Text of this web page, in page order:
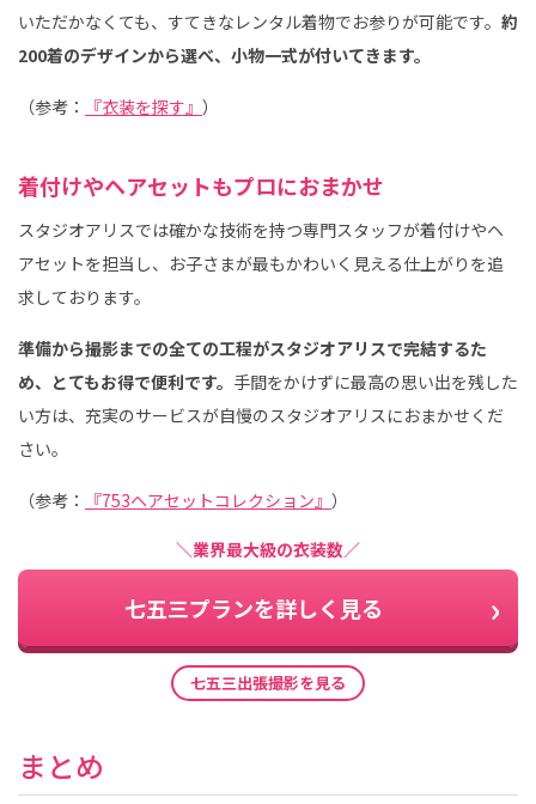
いただかなくても、すてきなレンタル着物でお参りが可能です。 約
200着のデザインから選べ、小物一式が付いてきます。
（参考： 『衣装を探す』 ）
着付けやヘアセットもプロにおまかせ
スタジオアリスでは確かな技術を持つ専門スタッフが着付けやヘ
アセットを担当し、お子さまが最もかわいく見える仕上がりを追
求しております。
準備から撮影までの全ての工程がスタジオアリスで完結するた
め、とてもお得で便利です。 手間をかけずに最高の思い出を残した
い方は、充実のサービスが自慢のスタジオアリスにおまかせくだ
さい。
（参考： 『753ヘアセットコレクション』 ）
＼業界最大級の衣装数／
七五三プランを詳しく見る
七五三出張撮影を見る
まとめ